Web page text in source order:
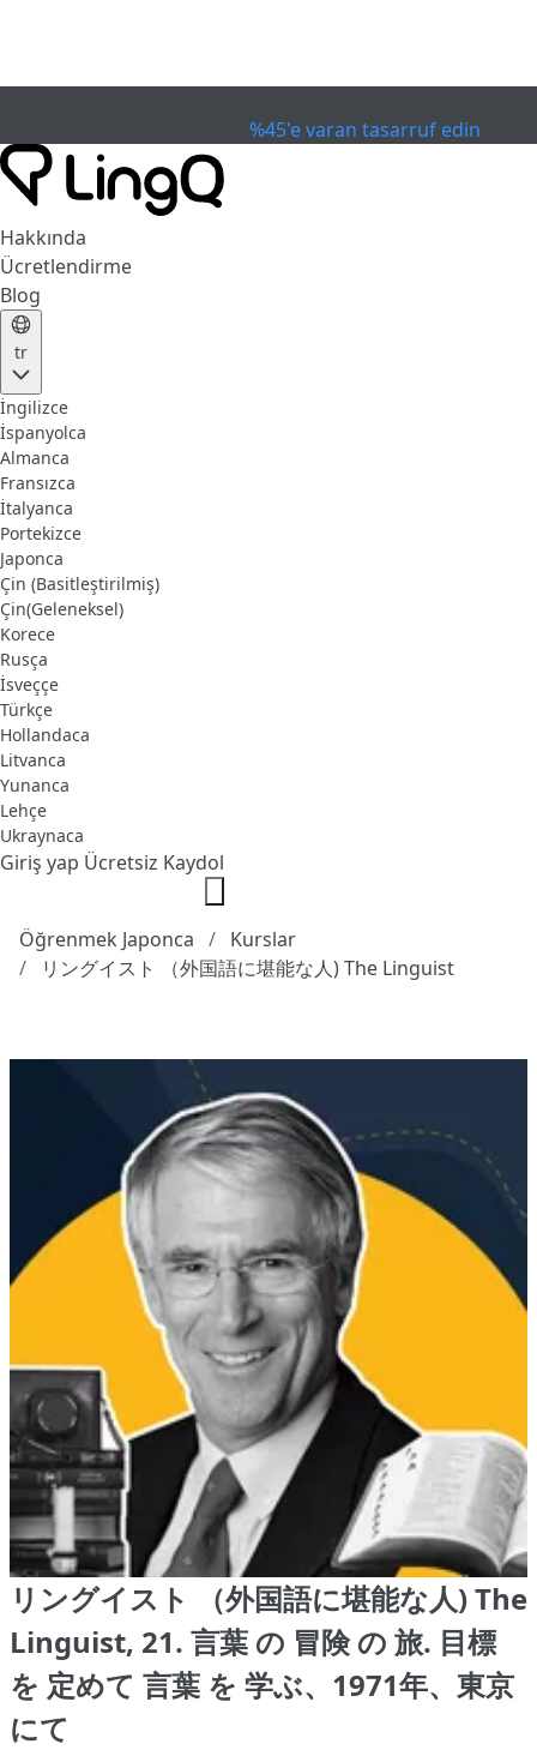
%45'e varan tasarruf edin
Hakkında
Ücretlendirme
Blog
tr
İngilizce
İspanyolca
Almanca
Fransızca
İtalyanca
Portekizce
Japonca
Çin (Basitleştirilmiş)
Çin(Geleneksel)
Korece
Rusça
İsveççe
Türkçe
Hollandaca
Litvanca
Yunanca
Lehçe
Ukraynaca
Giriş yap Ücretsiz Kaydol
Öğrenmek Japonca
Kurslar
リングイスト （外国語に堪能な人) The Linguist
リングイスト （外国語に堪能な人) The
Linguist, 21. 言葉 の 冒険 の 旅. 目標
を 定めて 言葉 を 学ぶ、1971年、東京
にて